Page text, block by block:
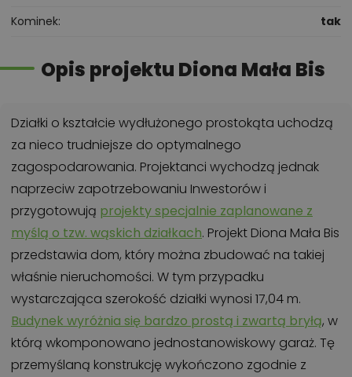
Kominek
tak
Opis projektu Diona Mała Bis
Działki o kształcie wydłużonego prostokąta uchodzą
za nieco trudniejsze do optymalnego
zagospodarowania. Projektanci wychodzą jednak
naprzeciw zapotrzebowaniu Inwestorów i
przygotowują projekty specjalnie zaplanowane z
myślą o tzw. wąskich działkach. Projekt Diona Mała Bis
przedstawia dom, który można zbudować na takiej
właśnie nieruchomości. W tym przypadku
wystarczająca szerokość działki wynosi 17,04 m.
Budynek wyróżnia się bardzo prostą i zwartą bryłą, w
którą wkomponowano jednostanowiskowy garaż. Tę
przemyślaną konstrukcję wykończono zgodnie z